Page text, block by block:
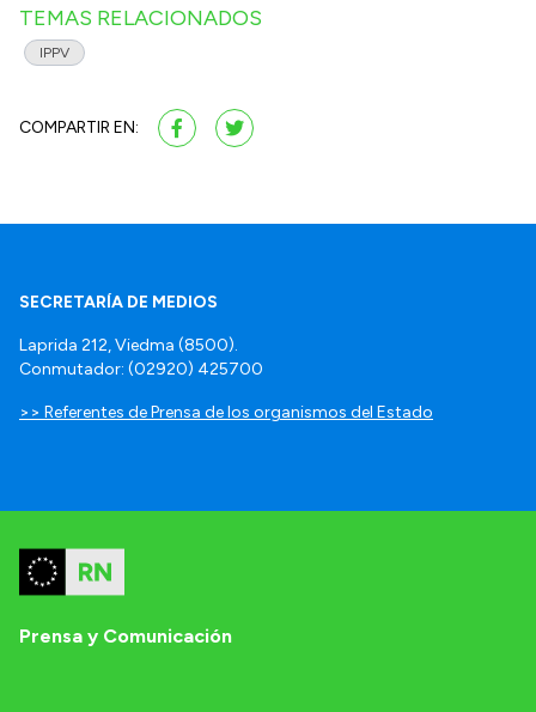
TEMAS RELACIONADOS
IPPV
COMPARTIR EN:
SECRETARÍA DE MEDIOS
Laprida 212, Viedma (8500).
Conmutador: (02920) 425700
>> Referentes de Prensa de los organismos del Estado
Prensa y Comunicación